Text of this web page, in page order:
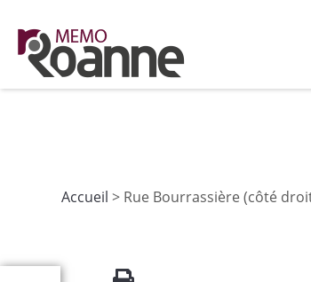
En poursuivant votre navigation sur ce
les fonctionnalités de partages de
Accueil > Rue Bourrassière (côté